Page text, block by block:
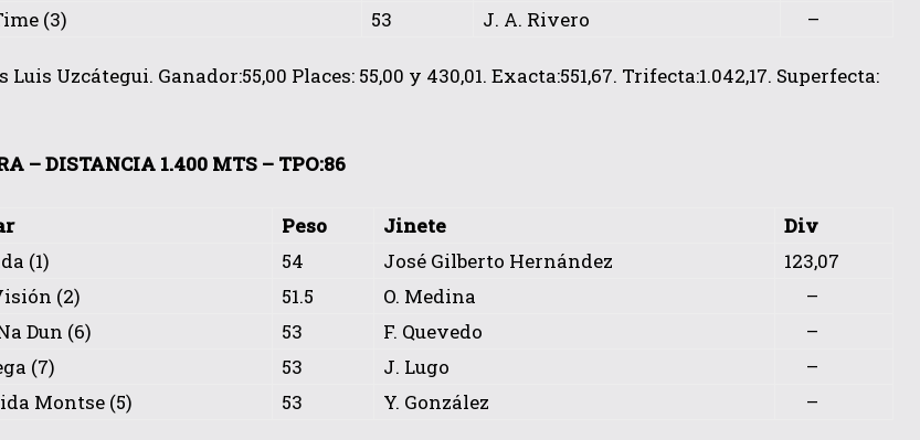
(3) 53 J. A. Rivero –
Uzcátegui. Ganador:55,00 Places: 55,00 y 430,01. Exacta:551,67. Trifecta:1.042,17. Superfecta:
– DISTANCIA 1.400 MTS – TPO:86
Peso Jinete
Div
(1) 54 José Gilberto Hernández
123,07
(2) 51.5 O. Medina
–
Dun (6) 53 F. Quevedo
–
(7) 53 J. Lugo
–
Montse (5) 53 Y. González –